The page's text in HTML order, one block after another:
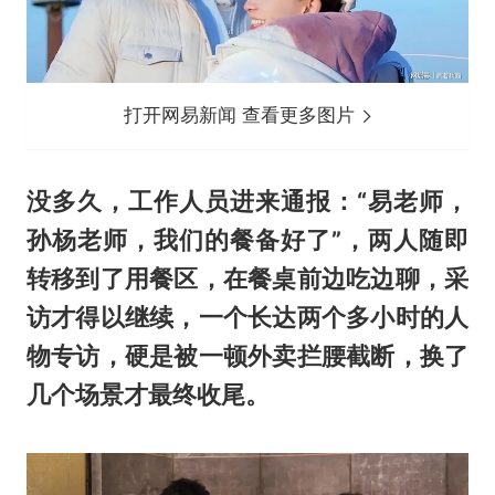
打开网易新闻 查看更多图片
没多久，工作人员进来通报：“易老师，
孙杨老师，我们的餐备好了”，两人随即
转移到了用餐区，在餐桌前边吃边聊，采
访才得以继续，一个长达两个多小时的人
物专访，硬是被一顿外卖拦腰截断，换了
几个场景才最终收尾。